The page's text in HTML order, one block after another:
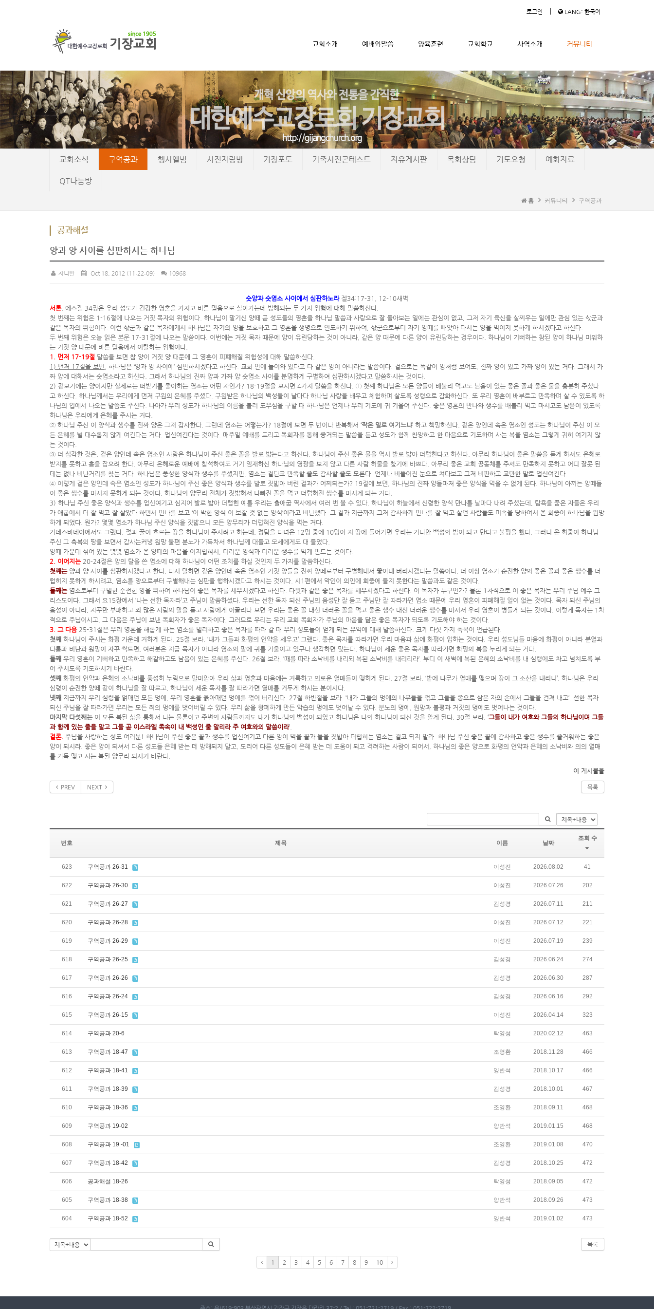
로그인 | LANG: 한국어
교회소개 예배와말씀 양육훈련 교회학교 사역소개 커뮤니티
메뉴 건너뛰기
교회소식 구역공과 행사앨범 사진자랑방 기장포토 가족사진콘테스트 자유게시판 목회상담 기도요청 예화자료
QT나눔방
홈 커뮤니티 구역공과
공과해설
양과 양 사이를 심판하시는 하나님
자니완 Oct 18, 2012 (11:22:09) 10968
숫양과 숫염소 사이에서 심판하노라겔34:17-31, 12-10새벽
서론. 에스겔 34장은 우리 성도가 건강한 영혼을 가지고 바른 믿음으로 살아가는데 방해되는 두 가지 위험에 대해 말씀하신다.
첫 번째는 위험은 1-16절에 나오는 거짓 목자의 위험이다. 하나님이 맡기신 양떼 곧 성도들의 영혼을 하나님 말씀과 사랑으로 잘 돌아보는 일에는 관심이 없고, 그저 자기 육신을 살찌우는 일에만 관심 있는 삯군과
같은 목자의 위험이다. 이런 삯군과 같은 목자에게서 하나님은 자기의 양을 보호하고 그 영혼을 생명으로 인도하기 위하여, 삯군으로부터 자기 양떼를 빼앗아 다시는 양을 먹이지 못하게 하시겠다고 하신다.
두 번째 위험은 오늘 읽은 본문 17-31절에 나오는 말씀이다. 이번에는 거짓 목자 때문에 양이 유린당하는 것이 아니라, 같은 양 때문에 다른 양이 유린당하는 경우이다. 하나님이 기뻐하는 참된 양이 하나님 미워하
는 거짓 양 때문에 바른 믿음에서 이탈하는 위험이다.
1. 먼저 17-19절 말씀을 보면 참 양이 거짓 양 때문에 그 영혼이 피폐해질 위험성에 대해 말씀하신다.
1) 먼저 17절을 보면 , 하나님은 ‘양과 양 사이에’ 심판하시겠다고 하신다. 교회 안에 들어와 있다고 다 같은 양이 아니라는 말씀이다. 겉으로는 똑같이 양처럼 보여도, 진짜 양이 있고 가짜 양이 있는 거다. 그래서 가
짜 양에 대해서는 숫염소라고 하신다. 그래서 하나님의 진짜 양과 가짜 양 숫염소 사이를 분명하게 구별하여 심판하시겠다고 말씀하시는 것이다.
2) 겉보기에는 양이지만 실제로는 떠받기를 좋아하는 염소는 어떤 자인가? 18-19절을 보시면 4가지 말씀을 하신다. ① 첫째 하나님은 모든 양들이 배불리 먹고도 남음이 있는 좋은 꼴과 좋은 물을 충분히 주셨다
고 하신다. 하나님께서는 우리에게 먼저 구원의 은혜를 주셨다. 구원받은 하나님의 백성들이 날마다 하나님 사랑을 배우고 체험하며 살도록 성령으로 감화하신다. 또 우리 영혼이 배부르고 만족하며 살 수 있도록 하
나님의 입에서 나오는 말씀도 주신다. 나아가 우리 성도가 하나님의 이름을 불러 도우심을 구할 때 하나님은 언제나 우리 기도에 귀 기울여 주신다. 좋은 영혼의 만나와 생수를 배불리 먹고 마시고도 남음이 있도록
하나님은 우리에게 은혜를 주시는 거다.
② 하나님 주신 이 양식과 생수를 진짜 양은 그저 감사한다. 그런데 염소는 어떻는가? 18절에 보면 두 번이나 반복해서 ‘작은 일로 여기느냐’ 하고 책망하신다. 겉은 양인데 속은 염소인 성도는 하나님이 주신 이 모
든 은혜를 별 대수롭지 않게 여긴다는 거다. 업신여긴다는 것이다. 매주일 예배를 드리고 목회자를 통해 증거되는 말씀을 듣고 성도가 함께 찬양하고 한 마음으로 기도하며 사는 복을 염소는 그렇게 귀히 여기지 않
는 것이다.
③ 더 심각한 것은, 겉은 양인데 속은 염소인 사람은 하나님이 주신 좋은 꼴을 발로 밟는다고 하신다. 하나님이 주신 좋은 물을 역시 발로 밟아 더럽힌다고 하신다. 아무리 하나님이 좋은 말씀을 듣게 하셔도 은혜로
받지를 못하고 흠을 잡으려 한다. 아무리 은혜로운 예배에 참석하여도 거기 임재하신 하나님의 영광을 보지 않고 다른 사람 허물을 찾기에 바쁘다. 아무리 좋은 교회 공동체를 주셔도 만족하지 못하고 어디 잘못 된
데는 없나 비난거리를 찾는 거다. 하나님은 풍성한 양식과 생수를 주셨지만, 염소는 결단코 만족할 줄도 감사할 줄도 모른다. 언제나 비뚤어진 눈으로 쳐다보고 그저 비판하고 교만한 말로 업신여긴다.
④ 이렇게 겉은 양인데 속은 염소인 성도가 하나님이 주신 좋은 양식과 생수를 발로 짓밟아 버린 결과가 어찌되는가? 19절에 보면, 하나님의 진짜 양들마저 좋은 양식을 먹을 수 없게 된다. 하나님이 아끼는 양떼들
이 좋은 생수를 마시지 못하게 되는 것이다. 하나님의 양무리 전체가 짓밟혀서 나빠진 꼴을 먹고 더럽혀진 생수를 마시게 되는 거다.
3) 하나님 주신 좋은 양식과 생수를 업신여기고 심지어 발로 밟아 더럽힌 예를 우리는 출애굽 역사에서 여러 번 볼 수 있다. 하나님이 하늘에서 신령한 양식 만나를 날마다 내려 주셨는데, 탐욕을 품은 자들은 우리
가 애굽에서 더 잘 먹고 잘 살았다 하면서 만나를 보고 ‘이 박한 양식 이 보잘 것 없는 양식’이라고 비난했다. 그 결과 지금까지 그저 감사하게 만나를 잘 먹고 살던 사람들도 미혹을 당하여서 온 회중이 하나님을 원망
하게 되었다. 뭔가? 몇몇 염소가 하나님 주신 양식을 짓밟으니 모든 양무리가 더럽혀진 양식을 먹는 거다.
가데스바네아에서도 그랬다. 젖과 꿀이 흐르는 땅을 하나님이 주시려고 하는데, 정탐을 다녀온 12명 중에 10명이 저 땅에 들어가면 우리는 가나안 백성의 밥이 되고 만다고 불평을 했다. 그러니 온 회중이 하나님
주신 그 축복의 땅을 보면서 감사는커녕 원망 불편 분노가 가득차서 하나님께 대들고 모세에게도 대 들었다.
양떼 가운데 섞여 있는 몇몇 염소가 온 양떼의 마음을 어지럽혀서, 더러운 양식과 더러운 생수를 먹게 만드는 것이다.
2. 이어지는20-24절은 양의 탈을 쓴 염소에 대해 하나님이 어떤 조치를 하실 것인지 두 가지를 말씀하신다.
첫째는양과 양 사이를 심판하시겠다고 한다. 다시 말하면 겉은 양인데 속은 염소인 거짓 양들을 진짜 양떼로부터 구별해내서 쫓아내 버리시겠다는 말씀이다. 더 이상 염소가 순전한 양의 좋은 꼴과 좋은 생수를 더
럽히지 못하게 하시려고, 염소를 양으로부터 구별해내는 심판을 행하시겠다고 하시는 것이다. 시1편에서 악인이 의인에 회중에 들지 못한다는 말씀과도 같은 것이다.
둘째는염소로부터 구별한 순전한 양을 위하여 하나님이 좋은 목자를 세우시겠다고 하신다. 다윗과 같은 좋은 목자를 세우시겠다고 하신다. 이 목자가 누구인가? 물론 1차적으로 이 좋은 목자는 우리 주님 예수 그
리스도이다. 그래서 요15장에서 ‘나는 선한 목자라’고 주님이 말씀하셨다. 우리는 선한 목자 되신 주님의 음성만 잘 듣고 주님만 잘 따라가면 염소 때문에 우리 영혼이 피폐해질 일이 없는 것이다. 목자 되신 주님의
음성이 아니라, 자꾸만 부패하고 죄 많은 사람의 말을 듣고 사람에게 이끌리다 보면 우리는 좋은 꼴 대신 더러운 꼴을 먹고 좋은 생수 대신 더러운 생수를 마셔서 우리 영혼이 병들게 되는 것이다. 이렇게 목자는 1차
적으로 주님이시고, 그 다음은 주님이 보낸 목회자가 좋은 목자이다. 그러므로 우리는 우리 교회 목회자가 주님의 마음을 닮은 좋은 목자가 되도록 기도해야 하는 것이다.
3. 그 다음25-31절은 우리 영혼을 해롭게 하는 염소를 멀리하고 좋은 목자를 따라 갈 때 우리 성도들이 얻게 되는 유익에 대해 말씀하신다. 크게 다섯 가지 축복이 언급된다.
첫째 하나님이 주시는 화평 가운데 거하게 된다. 25절 보라. ‘내가 그들과 화평의 언약을 세우고’ 그랬다. 좋은 목자를 따라가면 우리 마음과 삶에 화평이 임하는 것이다. 우리 성도님들 마음에 화평이 아니라 분열과
다툼과 비난과 원망이 자꾸 싹트면, 여러분은 지금 목자가 아니라 염소의 말에 귀를 기울이고 있구나 생각하면 맞는다. 하나님이 세운 좋은 목자를 따라가면 화평의 복을 누리게 되는 거다.
둘째 우리 영혼이 기뻐하고 만족하고 해갈하고도 남음이 있는 은혜를 주신다. 26절 보라. ‘때를 따라 소낙비를 내리되 복된 소낙비를 내리리라’. 부디 이 새벽에 복된 은혜의 소낙비를 내 심령에도 차고 넘치도록 부
어 주시도록 기도하시기 바란다.
셋째 화평의 언약과 은혜의 소낙비를 풍성히 누림으로 말미암아 우리 삶과 영혼과 마음에는 거룩하고 의로운 열매들이 맺히게 된다. 27절 보라. ‘밭에 나무가 열매를 맺으며 땅이 그 소산을 내리니’. 하나님은 우리
심령이 순전한 양떼 같이 하나님을 잘 따르고, 하나님이 세운 목자를 잘 따라가면 열매를 거두게 하시는 분이시다.
넷째 지금까지 우리 심령을 얽매던 모든 멍에, 우리 영혼을 옭아매던 멍에를 꺾어 버리신다. 27절 하반절을 보라. ‘내가 그들의 멍에의 나무들을 꺾고 그들을 종으로 삼은 자의 손에서 그들을 건져 내고’. 선한 목자
되신 주님을 잘 따라가면 우리는 모든 죄의 멍에를 벗어버릴 수 있다. 우리 삶을 황폐하게 만든 악습의 멍에도 벗어날 수 있다. 분노의 멍에, 원망과 불평과 거짓의 멍에도 벗어나는 것이다.
마지막 다섯째는이 모든 복된 삶을 통해서 나는 물론이고 주변의 사람들까지도 내가 하나님의 백성이 되었고 하나님은 나의 하나님이 되신 것을 알게 된다. 30절 보라. ‘그들이 내가 여호와 그들의 하나님이며 그들
과 함께 있는 줄을 알고 그들 곧 이스라엘 족속이 내 백성인 줄 알리라 주 여호와의 말씀이라’.
결론. 주님을 사랑하는 성도 여러분! 하나님이 주신 좋은 꼴과 생수를 업신여기고 다른 양이 먹을 꼴과 물을 짓밟아 더럽히는 염소는 결코 되지 말라. 하나님 주신 좋은 꼴에 감사하고 좋은 생수를 즐거워하는 좋은
양이 되시라. 좋은 양이 되셔서 다른 성도들 은혜 받는 데 방해되지 말고, 도리어 다른 성도들이 은혜 받는 데 도움이 되고 격려하는 사람이 되어서, 하나님의 좋은 양으로 화평의 언약과 은혜의 소낙비와 의의 열매
를 가득 맺고 사는 복된 양무리 되시기 바란다.
이 게시물을
PREV NEXT 목록
번호 제목 이름 날짜
조회 수
623 구역공과 26-31 이성진 2026.08.02 41
622 구역공과 26-30 이성진 2026.07.26 202
621 구역공과 26-27 김성경 2026.07.11 211
620 구역공과 26-28 이성진 2026.07.12 221
619 구역공과 26-29 이성진 2026.07.19 239
618 구역공과 26-25 김성경 2026.06.24 274
617 구역공과 26-26 김성경 2026.06.30 287
616 구역공과 26-24 김성경 2026.06.16 292
615 구역공과 26-15 이성진 2026.04.14 323
614 구역공과 20-6 탁영성 2020.02.12 463
613 구역공과 18-47 조영환 2018.11.28 466
612 구역공과 18-41 양반석 2018.10.17 466
611 구역공과 18-39 김성경 2018.10.01 467
610 구역공과 18-36 조영환 2018.09.11 468
609 구역공과 19-02 양반석 2019.01.15 468
608 구역공과 19 -01 조영환 2019.01.08 470
607 구역공과 18-42 김성경 2018.10.25 472
606 공과해설 18-26 탁영성 2018.09.05 472
605 구역공과 18-38 양반석 2018.09.26 473
604 구역공과 18-52 양반석 2019.01.02 473
목록
1 2 3 4 5 6 7 8 9 10